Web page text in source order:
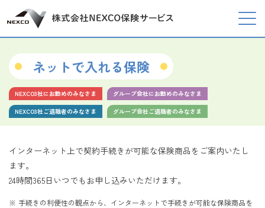
ネットで入れる保険
NEXCO3社にお勤めのみなさま
グループ会社にお勤めのみなさま
NEXCO3社ご退職者のみなさま
グループ会社ご退職者のみなさま
インターネット上で契約手続きが可能な保険商品をご案内いたし
ます。
24時間365日いつでもお申し込みいただけます。
手続きの利便性の観点から、インターネットで手続きが可能な保険商品を